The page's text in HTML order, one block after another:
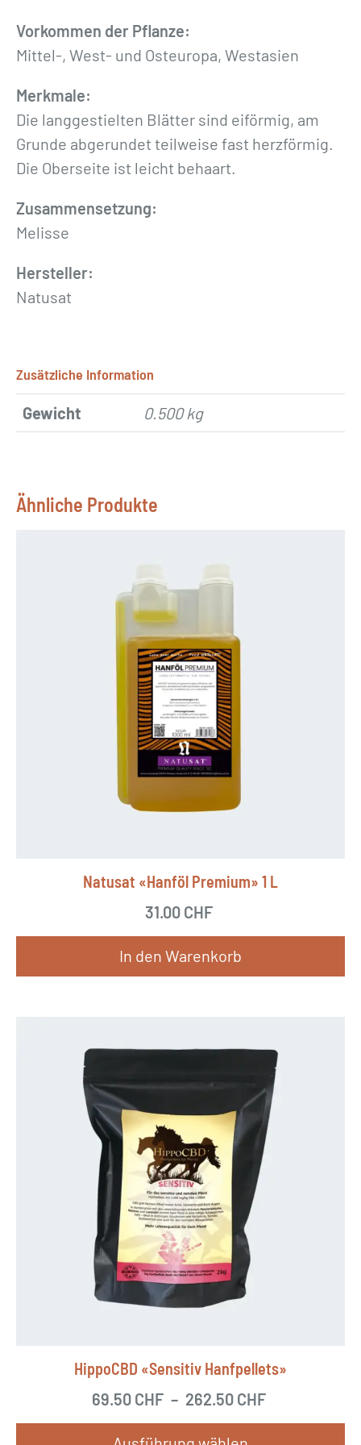
»
5
0
g
M
e
n
g
Vorkommen der Pflanze:
Mittel-, West- und Osteuropa, Westasien
Merkmale:
Die langgestielten Blätter sind eiförmig, am
Grunde abgerundet teilweise fast herzförmig.
Die Oberseite ist leicht behaart.
Zusammensetzung:
Melisse
Hersteller:
Natusat
Zusätzliche Information
Gewicht 0.500 kg
Ähnliche Produkte
Natusat «Hanföl Premium» 1 L
31.00 CHF
In den Warenkorb
HippoCBD «Sensitiv Hanfpellets»
69.50 CHF – 262.50 CHF